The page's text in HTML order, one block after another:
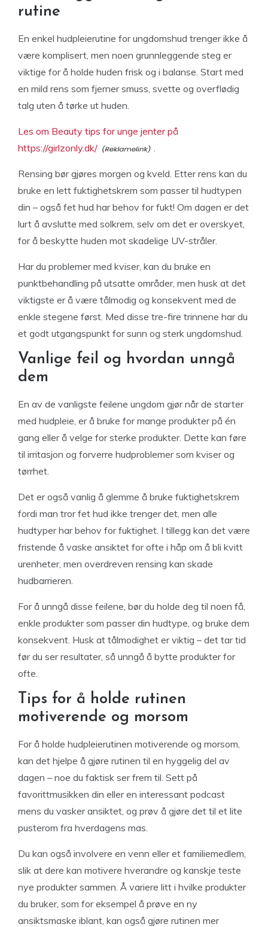
rutine
En enkel hudpleierutine for ungdomshud trenger ikke å
være komplisert, men noen grunnleggende steg er
viktige for å holde huden frisk og i balanse. Start med
en mild rens som fjerner smuss, svette og overflødig
talg uten å tørke ut huden.
Les om Beauty tips for unge jenter på
https://girlzonly.dk/
Rensing bør gjøres morgen og kveld. Etter rens kan du
bruke en lett fuktighetskrem som passer til hudtypen
din – også fet hud har behov for fukt! Om dagen er det
lurt å avslutte med solkrem, selv om det er overskyet,
for å beskytte huden mot skadelige UV-stråler.
Har du problemer med kviser, kan du bruke en
punktbehandling på utsatte områder, men husk at det
viktigste er å være tålmodig og konsekvent med de
enkle stegene først. Med disse tre-fire trinnene har du
et godt utgangspunkt for sunn og sterk ungdomshud.
Vanlige feil og hvordan unngå
dem
En av de vanligste feilene ungdom gjør når de starter
med hudpleie, er å bruke for mange produkter på én
gang eller å velge for sterke produkter. Dette kan føre
til irritasjon og forverre hudproblemer som kviser og
tørrhet.
Det er også vanlig å glemme å bruke fuktighetskrem
fordi man tror fet hud ikke trenger det, men alle
hudtyper har behov for fuktighet. I tillegg kan det være
fristende å vaske ansiktet for ofte i håp om å bli kvitt
urenheter, men overdreven rensing kan skade
hudbarrieren.
For å unngå disse feilene, bør du holde deg til noen få,
enkle produkter som passer din hudtype, og bruke dem
konsekvent. Husk at tålmodighet er viktig – det tar tid
før du ser resultater, så unngå å bytte produkter for
ofte.
Tips for å holde rutinen
motiverende og morsom
For å holde hudpleierutinen motiverende og morsom,
kan det hjelpe å gjøre rutinen til en hyggelig del av
dagen – noe du faktisk ser frem til. Sett på
favorittmusikken din eller en interessant podcast
mens du vasker ansiktet, og prøv å gjøre det til et lite
pusterom fra hverdagens mas.
Du kan også involvere en venn eller et familiemedlem,
slik at dere kan motivere hverandre og kanskje teste
nye produkter sammen. Å variere litt i hvilke produkter
du bruker, som for eksempel å prøve en ny
ansiktsmaske iblant, kan også gjøre rutinen mer